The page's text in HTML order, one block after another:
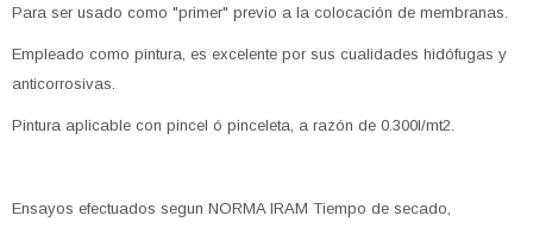
Para ser usado como "primer" previo a la colocación de membranas.
Empleado como pintura, es excelente por sus cualidades hidófugas y
anticorrosivas.
Pintura aplicable con pincel ó pinceleta, a razón de 0.300l/mt2.
Ensayos efectuados segun NORMA IRAM Tiempo de secado,